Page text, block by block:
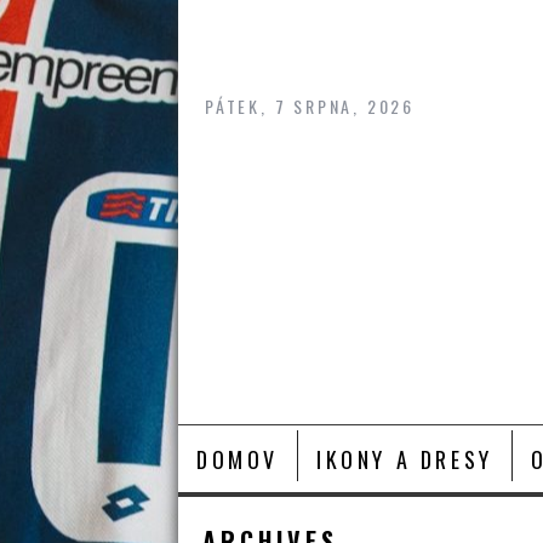
content
PÁTEK, 7 SRPNA, 2026
DOMOV IKONY A DRESY